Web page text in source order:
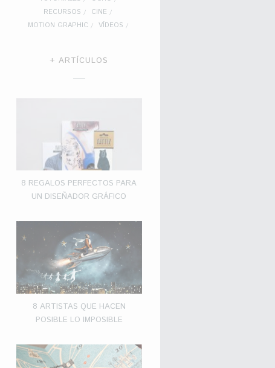
RECURSOS
CINE
MOTION GRAPHIC
VÍDEOS
+ ARTÍCULOS
8 REGALOS PERFECTOS PARA
UN DISEÑADOR GRÁFICO
8 ARTISTAS QUE HACEN
POSIBLE LO IMPOSIBLE